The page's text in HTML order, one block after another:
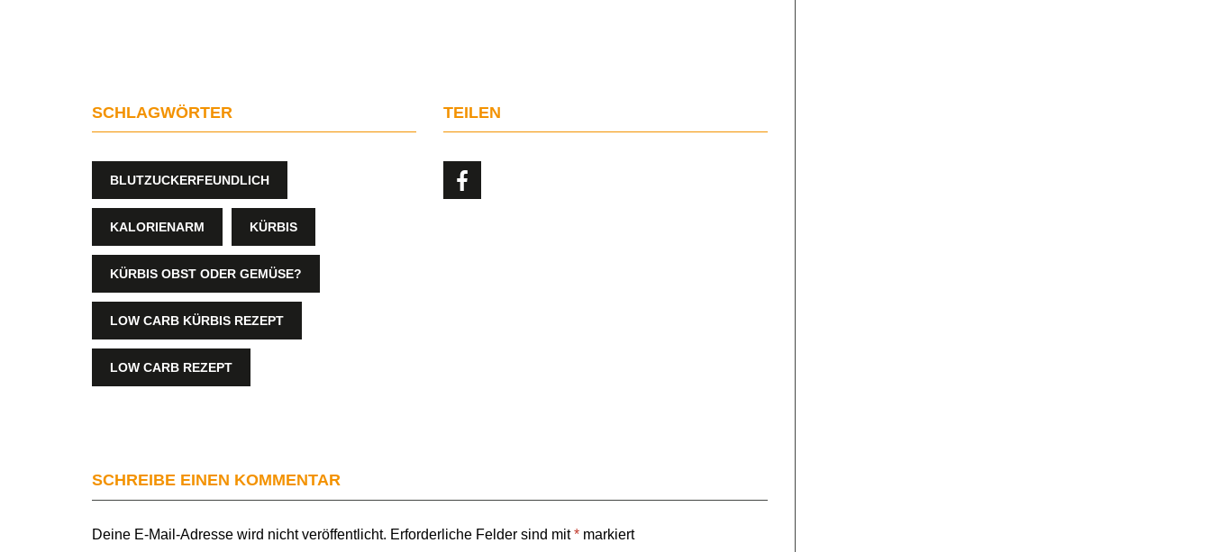
SCHLAGWÖRTER
BLUTZUCKERFEUNDLICH
KALORIENARM KÜRBIS
KÜRBIS OBST ODER GEMÜSE?
LOW CARB KÜRBIS REZEPT
LOW CARB REZEPT
TEILEN
SCHREIBE EINEN KOMMENTAR
Deine E-Mail-Adresse wird nicht veröffentlicht. Erforderliche Felder sind mit* markiert